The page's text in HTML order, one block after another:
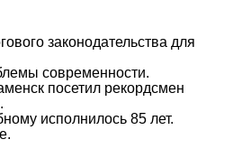
законодательства для
современности.
посетил рекордсмен
исполнилось 85 лет.